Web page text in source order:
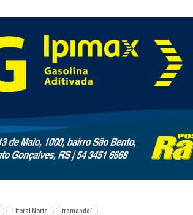
Litoral Norte tramandaí